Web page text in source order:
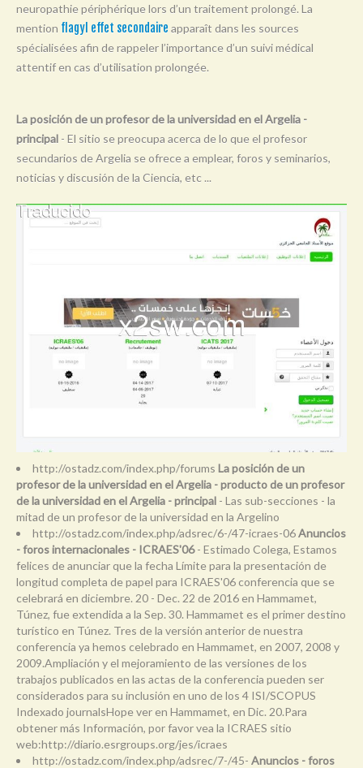
W
Y
0-9
neuropathie périphérique lors d’un traitement prolongé. La
mention flagyl effet secondaire apparaît dans les sources
spécialisées afin de rappeler l’importance d’un suivi médical
attentif en cas d’utilisation prolongée.
La posición de un profesor de la universidad en el Argelia -
principal - El sitio se preocupa acerca de lo que el profesor
secundarios de Argelia se ofrece a emplear, foros y seminarios,
noticias y discusión de la Ciencia, etc ...
http://ostadz.com/index.php/forums La posición de un
profesor de la universidad en el Argelia - producto de un profesor
de la universidad en el Argelia - principal - Las sub-secciones - la
mitad de un profesor de la universidad en la Argelino
http://ostadz.com/index.php/adsrec/6-/47-icraes-06Anuncios
- foros internacionales - ICRAES'06- Estimado Colega, Estamos
felices de anunciar que la fecha Límite para la presentación de
longitud completa de papel para ICRAES'06 conferencia que se
celebrará en diciembre. 20 - Dec. 22 de 2016 en Hammamet,
Túnez, fue extendida a la Sep. 30. Hammamet es el primer destino
turístico en Túnez. Tres de la versión anterior de nuestra
conferencia ya hemos celebrado en Hammamet, en 2007, 2008 y
2009.Ampliación y el mejoramiento de las versiones de los
trabajos publicados en las actas de la conferencia pueden ser
considerados para su inclusión en uno de los 4 ISI/SCOPUS
Indexado journalsHope ver en Hammamet, en Dic. 20.Para
obtener más Información, por favor vea la ICRAES sitio
web:http://diario.esrgroups.org/jes/icraes
http://ostadz.com/index.php/adsrec/7-/45- Anuncios - foros